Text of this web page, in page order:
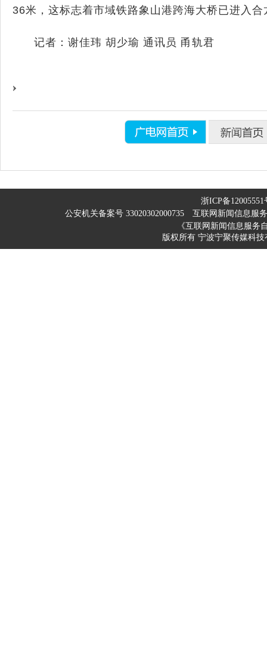
36米，这标志着市域铁路象山港跨海大桥已进入合
记者：谢佳玮 胡少瑜 通讯员 甬轨君
浙ICP备12005551
公安机关备案号 33020302000735
互联网新闻信息服
《互联网新闻信息服务
版权所有 宁波宁聚传媒科技